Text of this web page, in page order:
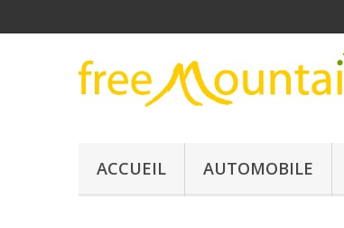
ACCUEIL AUTOMOBILE